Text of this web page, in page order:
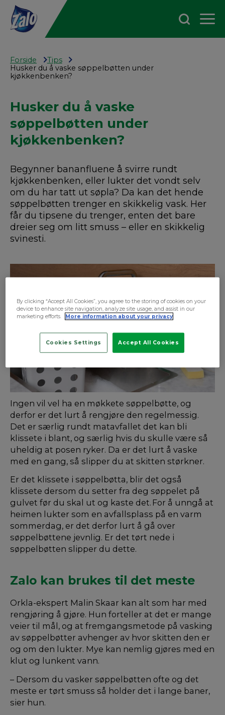
Forside
Tips
Husker du å vaske søppelbøtten under
kjøkkenbenken?
Husker du å vaske
søppelbøtten under
kjøkkenbenken?
Begynner bananfluene å svirre rundt
kjøkkenbenken, eller lukter det vondt selv
om du har tatt ut søpla? Da kan det hende
søppelbøtten trenger en skikkelig vask. Her
får du tipsene du trenger, enten det bare
dreier seg om litt smuss – eller en skikkelig
svinesti.
Ingen vil vel ha en møkkete søppelbøtte, og
derfor er det lurt å rengjøre den regelmessig.
Det er særlig rundt matavfallet det kan bli
klissete i blant, og særlig hvis du skulle være så
uheldig at posen ryker. Da er det lurt å vaske
med en gang, så slipper du at skitten størkner.
Er det klissete i søppelbøtta, blir det også
klissete dersom du setter fra deg søppelet på
gulvet før du skal ut og kaste det. For å unngå at
heimen lukter som en avfallsplass på en varm
sommerdag, er det derfor lurt å gå over
søppelbøttene jevnlig. Er det tørt nede i
søppelbøtten slipper du dette.
Zalo kan brukes til det meste
Orkla-ekspert Malin Skaar kan alt som har med
rengjøring å gjøre. Hun forteller at det er mange
veier til mål, og at fremgangsmetode på vasking
av søppelbøtter avhenger av hvor skitten den er
og om den lukter. Mye kan nemlig gjøres med en
klut og lunkent vann.
– Dersom du vasker søppelbøtten ofte og det
meste er tørt smuss så holder det i lange baner,
sier hun.
By clicking “Accept All Cookies”, you agree to the storing of cookies on your
device to enhance site navigation, analyze site usage, and assist in our
marketing efforts.
More information about your privacy
Cookies Settings Accept All Cookies